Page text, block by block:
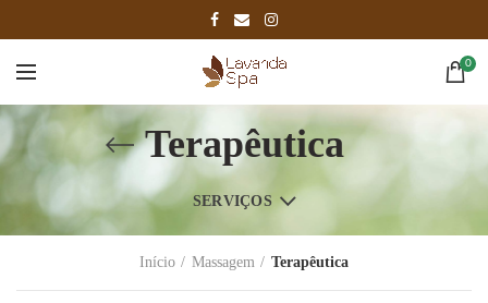
0
Terapêutica
SERVIÇOS
Início Massagem Terapêutica